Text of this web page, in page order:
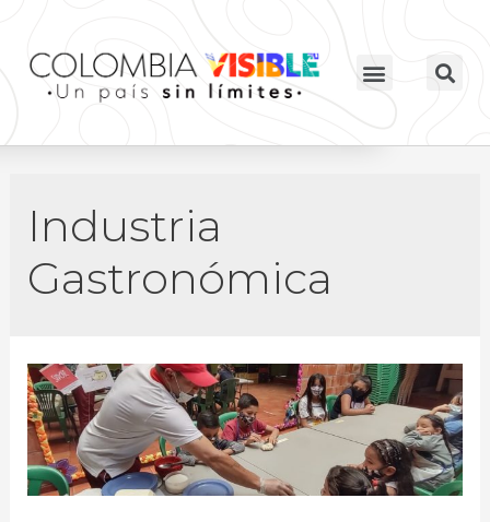
Industria
Gastronómica